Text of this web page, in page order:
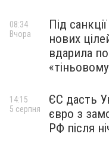
Під
нових
вдарила по
08:34
Вчора
ЄС дасть
євро з
РФ після
14:15
5 серпня